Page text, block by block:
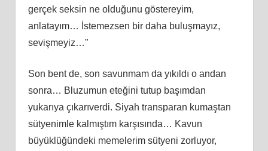
gerçek seksin ne olduğunu göstereyim,
anlatayım… İstemezsen bir daha buluşmayız,
sevişmeyiz…”
Son bent de, son savunmam da yıkıldı o andan
sonra… Bluzumun eteğini tutup başımdan
yukarıya çıkarıverdi. Siyah transparan kumaştan
sütyenimle kalmıştım karşısında… Kavun
büyüklüğündeki memelerim sütyeni zorluyor,